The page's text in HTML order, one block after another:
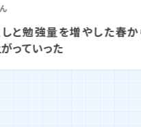
に成
先生にや